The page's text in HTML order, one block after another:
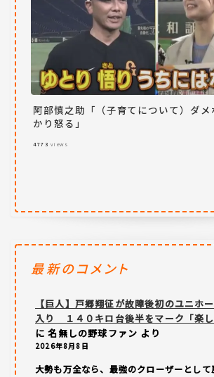
阿部慎之助「（子育てについて）ダメ
かり怒る」
4773 views
最新のコメント
【巨人】戸郷翔征が故障後初のユニホ
入り １４０キロ台後半をマーク「楽し
に名無しの野球ファン より
2026年8月8日
大勢も万全なら、最強のクローザーとして